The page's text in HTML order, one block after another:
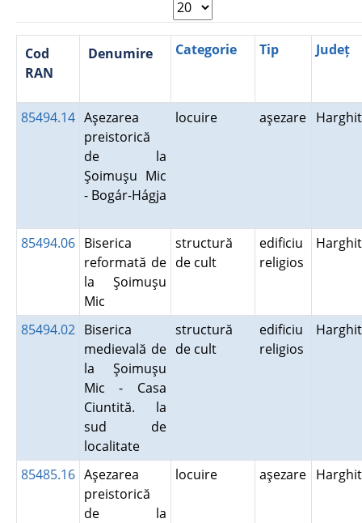
Cod
RAN
Denumire Categorie Tip Județ
85494.14 Aşezarea
preistorică
de la
Şoimuşu Mic
- Bogár-Hágja
locuire aşezare
85494.06 Biserica
reformată de
la Şoimuşu
Mic
structură
de cult
edificiu
religios
85494.02 Biserica
medievală de
la Şoimuşu
Mic - Casa
Ciuntită. la
sud de
localitate
structură
de cult
edificiu
religios
85485.16 Aşezarea
preistorică
de la
locuire aşezare